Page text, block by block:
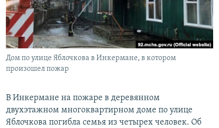
ПОБЕДИТЕЛЕЙ НЕ СУДЯТ?
КРЫМ.НЕПОКОРЕННЫЙ
ELIFBE
УКРАИНСКАЯ ПРОБЛЕМА КРЫМА
ПРИСОЕДИНЯЙТЕСЬ!
Все сайты RFE/RL
Дом по улице Яблочкова в Инкермане, в котором
произошел пожар
В Инкермане на пожаре в деревянном
двухэтажном многоквартирном доме по улице
Яблочкова погибла семья из четырех человек. Об